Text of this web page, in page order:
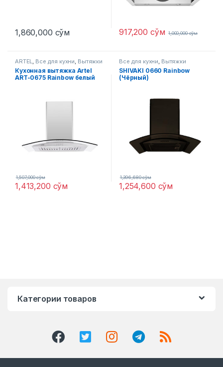
1,860,000 сўм 917,200 сўм 1,000,000сўм
ARTEL, Все для кухни, Вытяжки
Кухонная вытяжка Artel
ART-0675 Rainbow белый
1,413,200 сўм
1,507,000сўм
Все для кухни, Вытяжки
SHIVAKI 0660 Rainbow
(Чёрный)
1,254,600 сўм
1,396,680сўм
Категории товаров